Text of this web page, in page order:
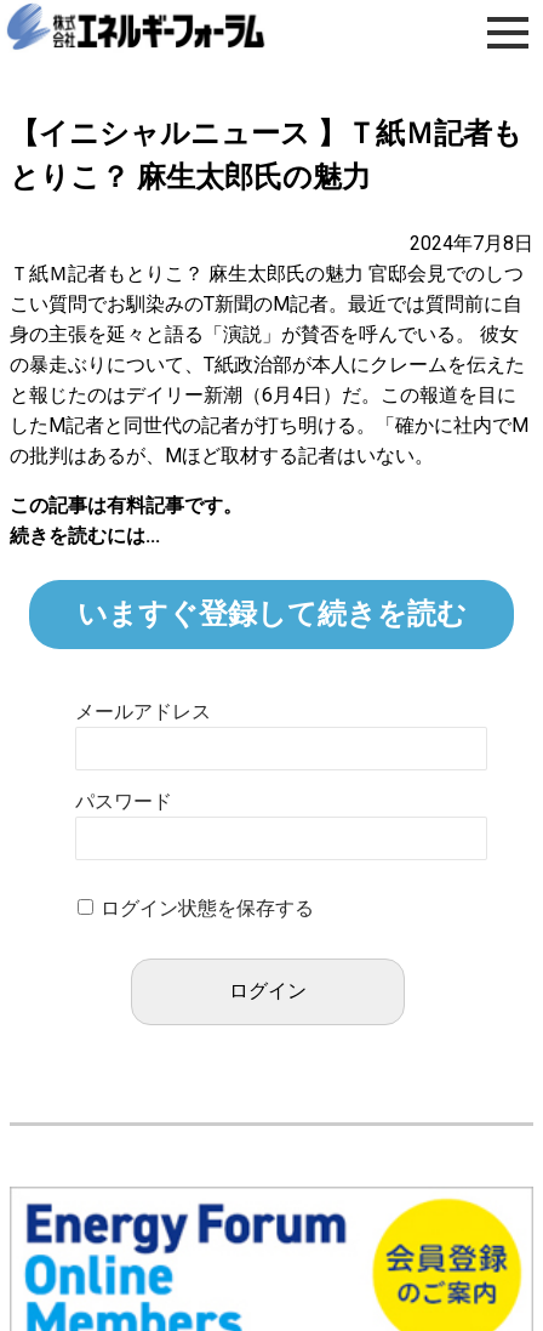
【イニシャルニュース 】Ｔ紙Ｍ記者も
とりこ？ 麻生太郎氏の魅力
2024年7月8日
Ｔ紙Ｍ記者もとりこ？ 麻生太郎氏の魅力 官邸会見でのしつ
こい質問でお馴染みのT新聞のM記者。最近では質問前に自
身の主張を延々と語る「演説」が賛否を呼んでいる。 彼女
の暴走ぶりについて、T紙政治部が本人にクレームを伝えた
と報じたのはデイリー新潮（6月4日）だ。この報道を目に
したM記者と同世代の記者が打ち明ける。「確かに社内でM
の批判はあるが、Mほど取材する記者はいない。
この記事は有料記事です。
続きを読むには...
いますぐ登録して続きを読む
メールアドレス
パスワード
ログイン状態を保存する